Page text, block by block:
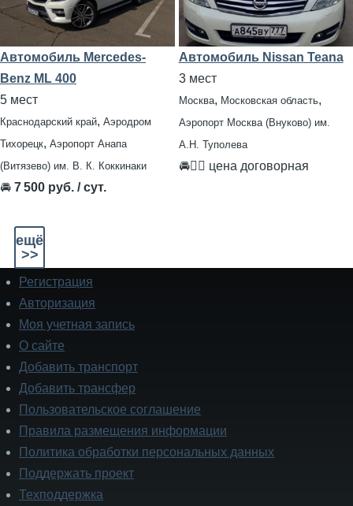
Автомобиль Mercedes-
Benz ML 400
5 мест
Краснодарский край, Аэродром
Тихорецк, Аэропорт Анапа
(Витязево) им. В. К. Коккинаки
🚘 7 500 руб. / сут.
Автомобиль Nissan Teana
3 мест
Москва, Московская область,
Аэропорт Москва (Внуково) им.
А.Н. Туполева
🚘👨‍✈ цена договорная
ещё
>>
Подвал
Регистрация
Авторизация
Моя учетная запись
О сайте
Добавить транспорт
Добавить трансфер
Пользовательское соглашение
Правила размещения информации
Политика обработки персональных данных
Поддержать проект
Техподдержка